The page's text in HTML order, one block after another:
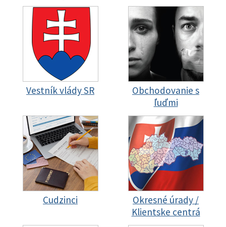
Vestník vlády SR
Obchodovanie s
ľuďmi
Cudzinci
Okresné úrady /
Klientske centrá